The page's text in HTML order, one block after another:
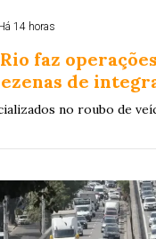
14 horas
faz
de
no roubo de